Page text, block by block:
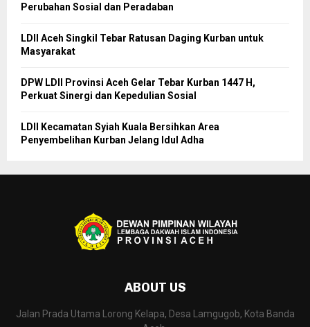
Perubahan Sosial dan Peradaban
LDII Aceh Singkil Tebar Ratusan Daging Kurban untuk
Masyarakat
DPW LDII Provinsi Aceh Gelar Tebar Kurban 1447 H,
Perkuat Sinergi dan Kepedulian Sosial
LDII Kecamatan Syiah Kuala Bersihkan Area
Penyembelihan Kurban Jelang Idul Adha
ABOUT US
Jalan Prada Utama Lorong Kelapa, Desa Lamgugob, Kota Banda